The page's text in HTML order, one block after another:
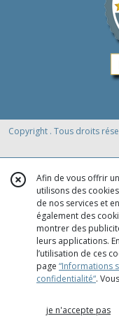
Copyright . Tous droits
Afin de vous offrir
utilisons des
de nos services et
également des
montrer des
leurs applications.
l’utilisation de ces
page “Informations
confidentialité“.
je n'accepte pas